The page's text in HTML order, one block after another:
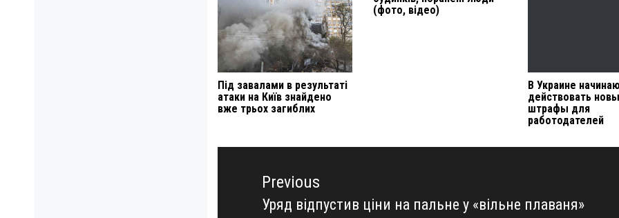
Під завалами в результаті
атаки на Київ знайдено
вже трьох загиблих
(фото, відео)
В Украине
действовать
штрафы для
работодателей
Навигация
записямPrevious
Previous
Уряд відпустив ціни на пальне у «вільне плаваня»